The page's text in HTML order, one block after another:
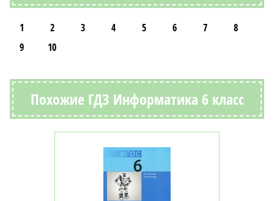
1 2 3 4 5 6 7
8
9
10
Похожие ГДЗ Информатика 6 класс